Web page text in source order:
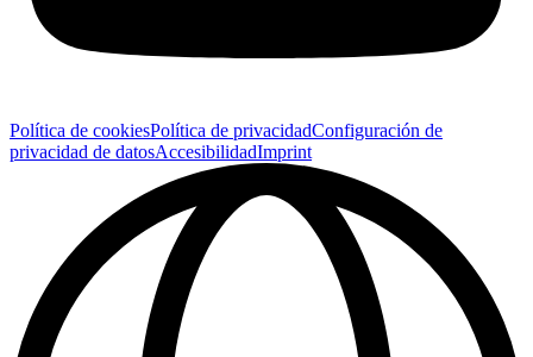
Política de cookiesPolítica de privacidadConfiguración de
privacidad de datosAccesibilidadImprint